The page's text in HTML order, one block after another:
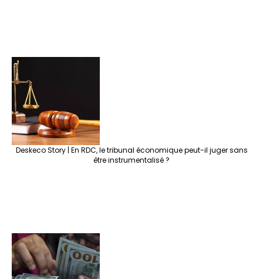
Deskeco Story | En RDC, le tribunal économique peut-il juger sans
être instrumentalisé ?